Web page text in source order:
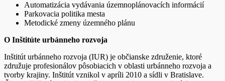
Automatizácia vydávania územnoplánovacích informácií
Parkovacia politika mesta
Metodické zmeny územného plánu
O Inštitúte urbánneho rozvoja
Inštitút urbánneho rozvoja (IUR) je občianske združenie, ktoré
združuje profesionálov pôsobiacich v oblasti urbánneho rozvoja a
tvorby krajiny. Inštitút vznikol v apríli 2010 a sídli v Bratislave.